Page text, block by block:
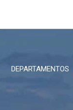
DEPARTAMENTOS